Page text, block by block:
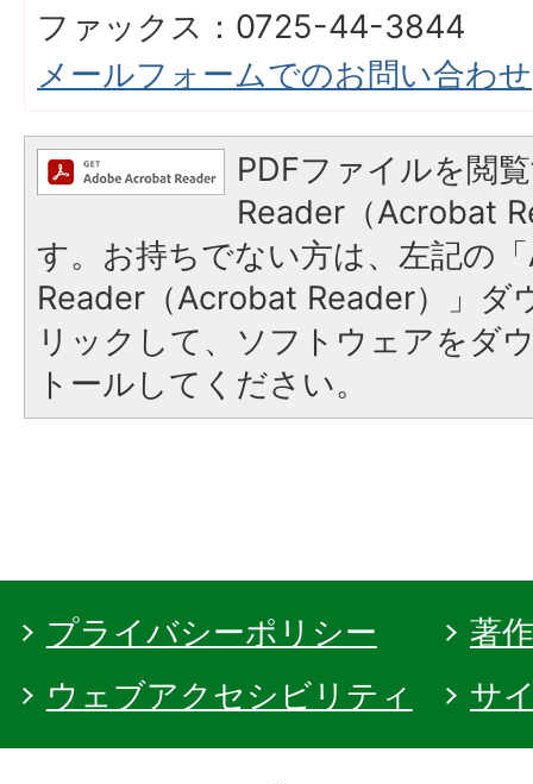
ファックス：0725-44-3844
メールフォームでのお問い合わせ
PDFファイルを閲
Reader（Acrobat
す。お持ちでない方は、左記の
Reader（Acrobat Reader）」ダ
リックして、ソフトウェアをダ
トールしてください。
プライバシーポリシー
著
ウェブアクセシビリティ
サ